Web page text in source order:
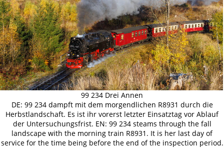
99 234 Drei Annen
DE: 99 234 dampft mit dem morgendlichen R8931 durch die
Herbstlandschaft. Es ist ihr vorerst letzter Einsatztag vor Ablauf
der Untersuchungsfrist. EN: 99 234 steams through the fall
landscape with the morning train R8931. It is her last day of
service for the time being before the end of the inspection period.